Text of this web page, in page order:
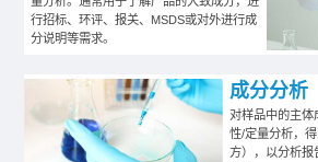
行招标、环评、报关、MSDS或对外进行成
分说明等需求。
成分分析
对样品中的主体
性/定量分析，
方），以分析报